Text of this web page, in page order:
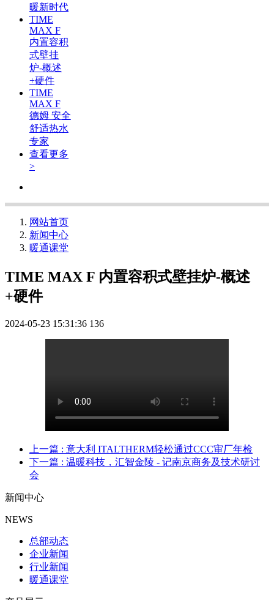
暖新时代
TIME
MAX F
内置容积
式壁挂
炉-概述
+硬件
TIME
MAX F
德姆 安全
舒适热水
专家
查看更多
>
网站首页
新闻中心
暖通课堂
TIME MAX F 内置容积式壁挂炉-概述
+硬件
2024-05-23 15:31:36 136
上一篇 : 意大利 ITALTHERM轻松通过CCC审厂年检
下一篇 : 温暖科技，汇智金陵 - 记南京商务及技术研讨
会
新闻中心
NEWS
总部动态
企业新闻
行业新闻
暖通课堂